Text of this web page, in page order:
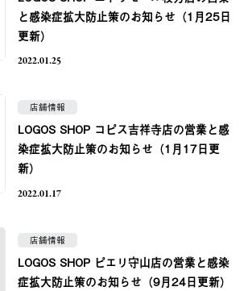
と感染症拡大防止策のお知らせ（1月25日
更新）
2022.01.25
店舗情報
LOGOS SHOP コピス吉祥寺店の営業と感
染症拡大防止策のお知らせ（1月17日更
新）
2022.01.17
店舗情報
LOGOS SHOP ピエリ守山店の営業と感染
症拡大防止策のお知らせ（9月24日更新）